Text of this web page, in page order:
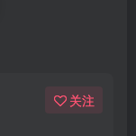
关注